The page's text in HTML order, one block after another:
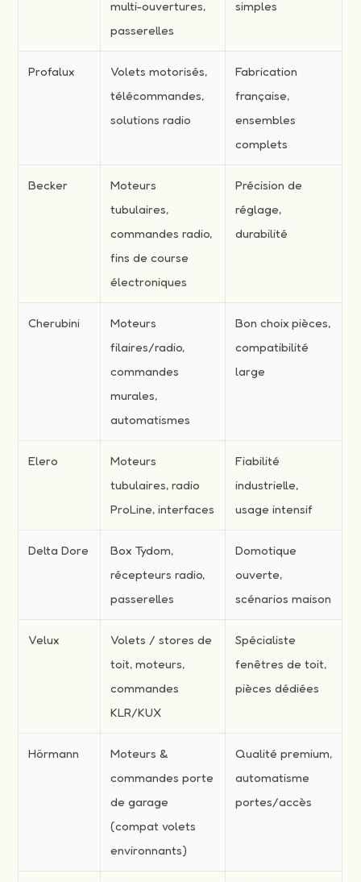
multi-ouvertures,
passerelles
simples
Profalux
Volets motorisés,
télécommandes,
solutions radio
Fabrication
française,
ensembles
complets
Becker
Moteurs
tubulaires,
commandes radio,
fins de course
électroniques
Précision de
réglage,
durabilité
Cherubini
Moteurs
filaires/radio,
commandes
murales,
automatismes
Bon choix pièces,
compatibilité
large
Elero
Moteurs
tubulaires, radio
ProLine, interfaces
Fiabilité
industrielle,
usage intensif
Delta Dore
Box Tydom,
récepteurs radio,
passerelles
Domotique
ouverte,
scénarios maison
Velux
Volets / stores de
toit, moteurs,
commandes
KLR/KUX
Spécialiste
fenêtres de toit,
pièces dédiées
Hörmann
Moteurs &
commandes porte
de garage
(compat volets
environnants)
Qualité premium,
automatisme
portes/accès